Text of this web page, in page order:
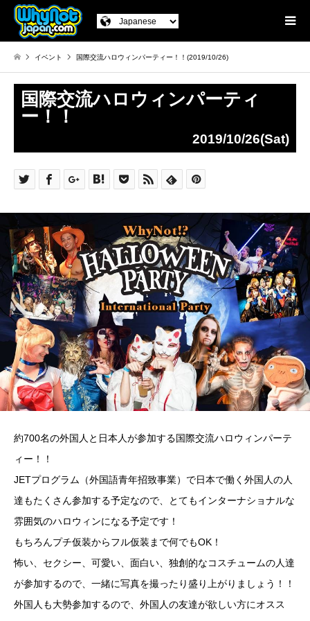
イベント 国際交流ハロウィンパーティー！！(2019/10/26)
国際交流ハロウィンパーティ
ー！！
2019/10/26(Sat)
約700名の外国人と日本人が参加する国際交流ハロウィンパーテ
ィー！！
JETプログラム（外国語青年招致事業）で日本で働く外国人の人
達もたくさん参加する予定なので、とてもインターナショナルな
雰囲気のハロウィンになる予定です！
もちろんプチ仮装からフル仮装まで何でもOK！
怖い、セクシー、可愛い、面白い、独創的なコスチュームの人達
が参加するので、一緒に写真を撮ったり盛り上がりましょう！！
外国人も大勢参加するので、外国人の友達が欲しい方にオスス